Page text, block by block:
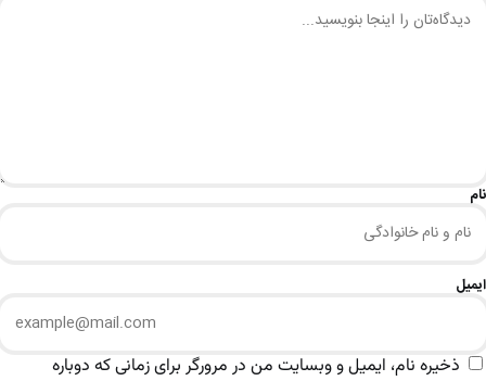
نام
ایمیل
ذخیره نام، ایمیل و وبسایت من در مرورگر برای زمانی که دوباره